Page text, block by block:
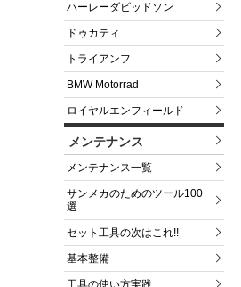
ハーレーダビッドソン
ドゥカティ
トライアンフ
BMW Motorrad
ロイヤルエンフィールド
メンテナンス
メンテナンス一覧
サンメカのためのツール100
選
セット工具の次はこれ!!
基本整備